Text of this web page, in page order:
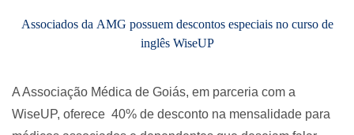
Associados da AMG possuem descontos especiais no curso de
inglês WiseUP
A Associação Médica de Goiás, em parceria com a
WiseUP, oferece 40% de desconto na mensalidade para